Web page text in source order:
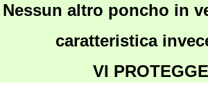
Nessun altro poncho in
caratteristica
VI